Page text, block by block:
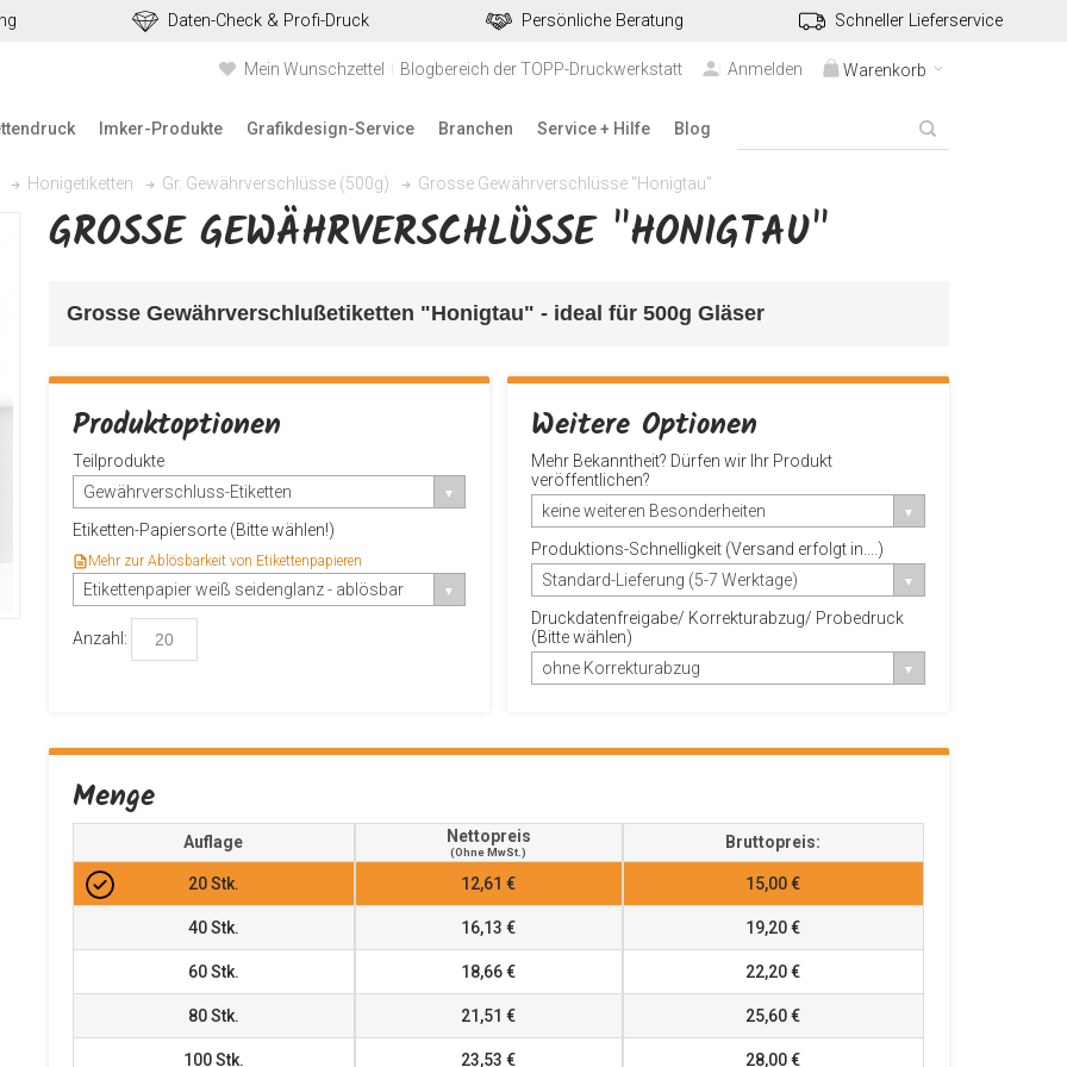
Daten-Check & Profi-Druck Persönliche Beratung Schneller Lieferservice
Warenkorb
Mein Wunschzettel Blogbereich der TOPP-Druckwerkstatt Anmelden
Imker-Produkte Grafikdesign-Service Branchen Service + Hilfe Blog
Honigetiketten Gr. Gewährverschlüsse (500g) Grosse Gewährverschlüsse "Honigtau"
GROSSE GEWÄHRVERSCHLÜSSE "HONIGTAU"
Grosse Gewährverschlußetiketten "Honigtau" - ideal für 500g Gläser
Produktoptionen
Teilprodukte
Gewährverschluss-Etiketten
Etiketten-Papiersorte (Bitte wählen!)
Mehr zur Ablösbarkeit von Etikettenpapieren
Etikettenpapier weiß seidenglanz - ablösbar
Anzahl:
Weitere Optionen
Mehr Bekanntheit? Dürfen wir Ihr Produkt
veröffentlichen?
keine weiteren Besonderheiten
Produktions-Schnelligkeit (Versand erfolgt in....)
Standard-Lieferung (5-7 Werktage)
Druckdatenfreigabe/ Korrekturabzug/ Probedruck
(Bitte wählen)
ohne Korrekturabzug
Menge
Auflage Nettopreis
(ohne MwSt.)
Bruttopreis:
20Stk. 12,61 € 15,00 €
40Stk. 16,13 € 19,20 €
60Stk. 18,66 € 22,20 €
80Stk. 21,51 € 25,60 €
100Stk. 23,53 € 28,00 €